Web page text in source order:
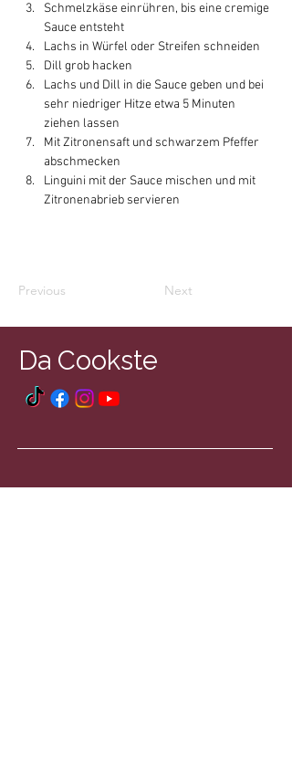
Schmelzkäse einrühren, bis eine cremige
Sauce entsteht
Lachs in Würfel oder Streifen schneiden
Dill grob hacken
Lachs und Dill in die Sauce geben und bei
sehr niedriger Hitze etwa 5 Minuten
ziehen lassen
Mit Zitronensaft und schwarzem Pfeffer
abschmecken
Linguini mit der Sauce mischen und mit
Zitronenabrieb servieren
Previous Next
Da Cookste